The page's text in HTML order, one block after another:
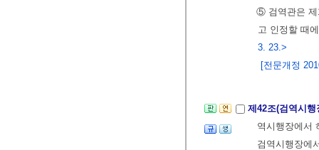
⑤ 검역관은 제
고 인정할 때
3. 23.>
[전문개정
제42조(검역시
역시행장에서
검역시행장에